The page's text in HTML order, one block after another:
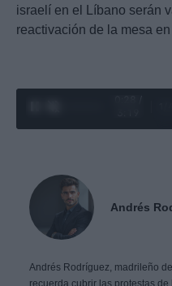
israelí en el Líbano serán
reactivación de la mesa
Andrés
Andrés Rodríguez, madrileño